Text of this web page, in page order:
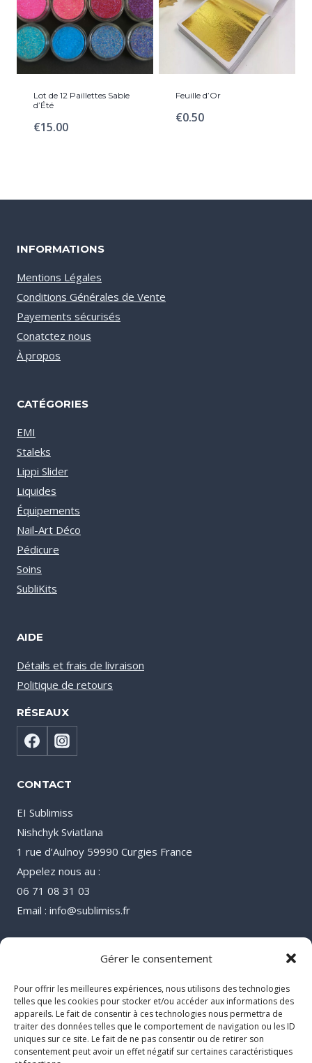
Gérer le consentement
Pour offrir les meilleures expériences, nous utilisons des technologies
telles que les cookies pour stocker et/ou accéder aux informations des
appareils. Le fait de consentir à ces technologies nous permettra de
traiter des données telles que le comportement de navigation ou les ID
uniques sur ce site. Le fait de ne pas consentir ou de retirer son
consentement peut avoir un effet négatif sur certaines caractéristiques
Lot de 12 Paillettes Sable
d’Été
€15.00
Feuille d’Or
€0.50
INFORMATIONS
Mentions Légales
Conditions Générales de Vente
Payements sécurisés
Conatctez nous
À propos
CATÉGORIES
EMI
Staleks
Lippi Slider
Liquides
Équipements
Nail-Art Déco
Pédicure
Soins
SubliKits
AIDE
Détails et frais de livraison
Politique de retours
RÉSEAUX
CONTACT
EI Sublimiss
Nishchyk Sviatlana
1 rue d’Aulnoy 59990 Curgies France
Appelez nous au :
06 71 08 31 03
Email : info@sublimiss.fr